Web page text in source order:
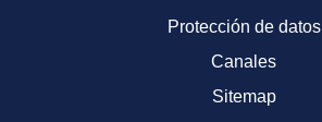
Protección de datos
Canales
Sitemap